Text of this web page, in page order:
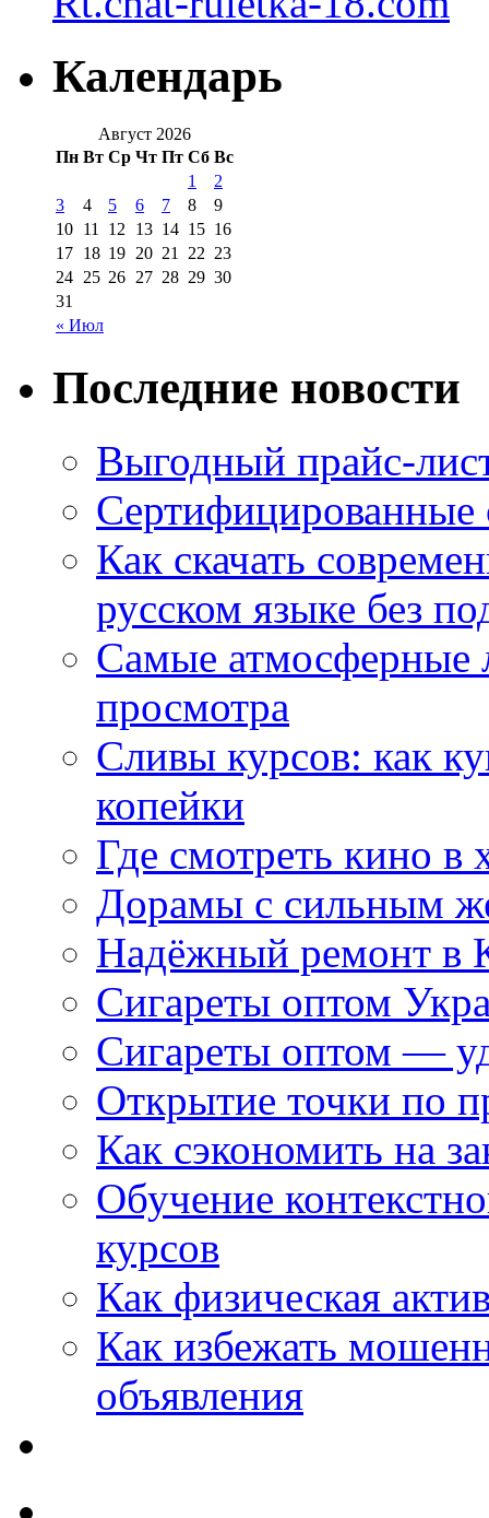
Календарь
Август 2026
Пн Вт Ср Чт Пт Сб Вс
« Июл
1
2
3
4 5 6 7 8
9
10 11 12 13 14 15 16
17 18 19 20 21 22 23
24 25 26 27 28 29 30
31
Последние новости
Выгодный прайс-
Как скачать
русском языке без
Самые атмосферные
просмотра
Сливы курсов: как
копейки
Где смотреть кино в
Дорамы с сильным
Надёжный ремонт в
Сигареты оптом
Сигареты оптом —
Открытие точки по
Как сэкономить на
Обучение
курсов
Как физическая
Как избежать
объявления